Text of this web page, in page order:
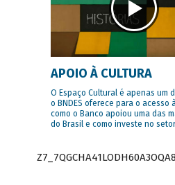
APOIO À CULTURA
O Espaço Cultural é apenas um
o BNDES oferece para o acesso
como o Banco apoiou uma das
do Brasil e como investe no